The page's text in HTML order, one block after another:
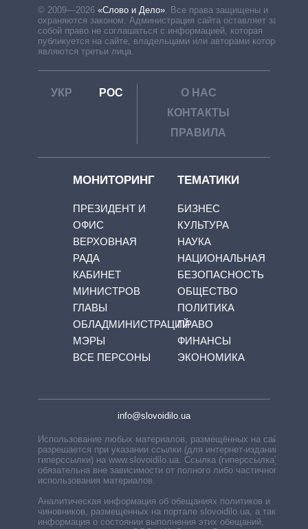
© 2009—2026 «Слово и Дело». Все права защищены и
охраняются законом. Администрация сайта оставляет за
собой право не соглашаться с информацией, которая
публикуется на сайте, владельцами или авторами которой
являются третьи лица.
УКР РОС
О НАС
КОНТАКТЫ
ПРАВИЛА
МОНИТОРИНГ
ПРЕЗИДЕНТ И
ОФИС
ВЕРХОВНАЯ
РАДА
КАБИНЕТ
МИНИСТРОВ
ГЛАВЫ
ОБЛАДМИНИСТРАЦИЙ
МЭРЫ
ВСЕ ПЕРСОНЫ
ТЕМАТИКИ
БИЗНЕС
КУЛЬТУРА
НАУКА
НАЦИОНАЛЬНАЯ
БЕЗОПАСНОСТЬ
ОБЩЕСТВО
ПОЛИТИКА
ПРАВО
ФИНАНСЫ
ЭКОНОМИКА
info@slovoidilo.ua
Использование любых материалов, размещённых на сайте,
разрешается при указании ссылки (для интернет-изданий —
гиперссылки) на www.slovoidilo.ua. Ссылка (гиперссылка)
обязательна вне зависимости от полного либо частичного
использования материалов.
Аналитическая информация об обещаниях политиков и
чиновников, размещенных на портале slovoidilo.ua, а также
информация о состоянии выполнения этих обещаний,